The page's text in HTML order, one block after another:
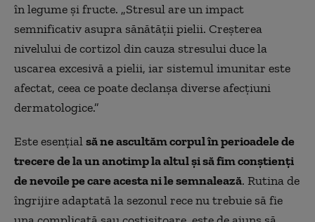
în legume și fructe. „Stresul are un impact
semnificativ asupra sănătății pielii. Creșterea
nivelului de cortizol din cauza stresului duce la
uscarea excesivă a pielii, iar sistemul imunitar este
afectat, ceea ce poate declanșa diverse afecțiuni
dermatologice.”
Este esențialsă ne ascultăm corpul în perioadele de
trecere de la un anotimp la altul și să fim conștienți
de nevoile pe care acesta ni le semnalează. Rutina de
îngrijire adaptată la sezonul rece nu trebuie să fie